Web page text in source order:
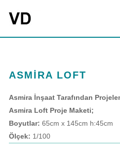
ASMİRA LOFT
Asmira İnşaat Tarafından
Asmira Loft Proje Maketi;
Boyutlar: 65cm x 145cm h:45cm
Ölçek: 1/100